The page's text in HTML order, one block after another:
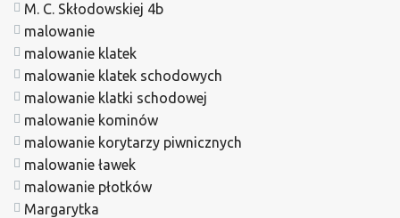
M. C. Skłodowskiej 4b
malowanie
malowanie klatek
malowanie klatek schodowych
malowanie klatki schodowej
malowanie kominów
malowanie korytarzy piwnicznych
malowanie ławek
malowanie płotków
Margarytka